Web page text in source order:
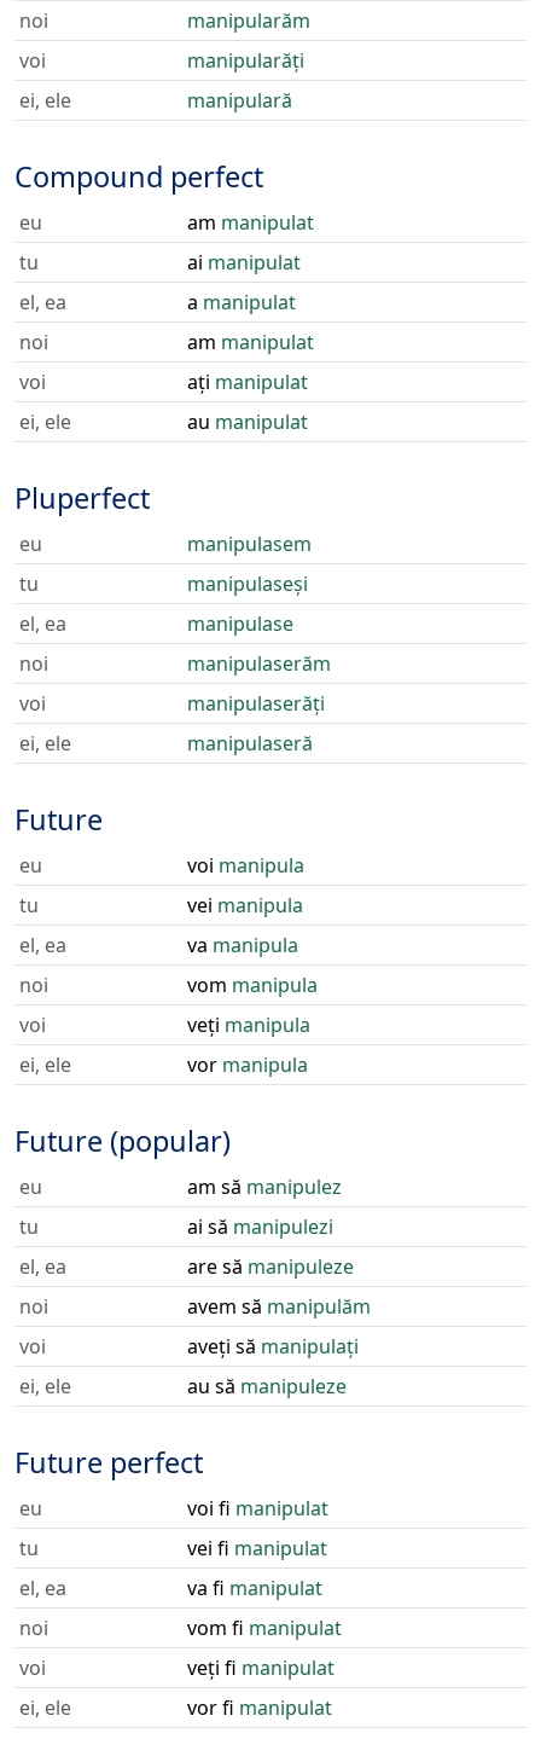
noi
manipularăm
voi
manipularăți
ei, ele
manipulară
Compound perfect
eu am manipulat
tu
ai manipulat
el, ea
a manipulat
noi
am manipulat
voi
ați manipulat
ei, ele
au manipulat
Pluperfect
eu
manipulasem
tu
manipulaseși
el, ea
manipulase
noi
manipulaserăm
voi
manipulaserăți
ei, ele
manipulaseră
Future
eu voi manipula
tu
vei manipula
el, ea
va manipula
noi
vom manipula
voi
veți manipula
ei, ele
vor manipula
Future (popular)
eu am să manipulez
tu
ai să manipulezi
el, ea
are să manipuleze
noi
avem să manipulăm
voi
aveți să manipulați
ei, ele
au să manipuleze
Future perfect
eu voi fi manipulat
tu
vei fi manipulat
el, ea
va fi manipulat
noi
vom fi manipulat
voi
veți fi manipulat
ei, ele
vor fi manipulat